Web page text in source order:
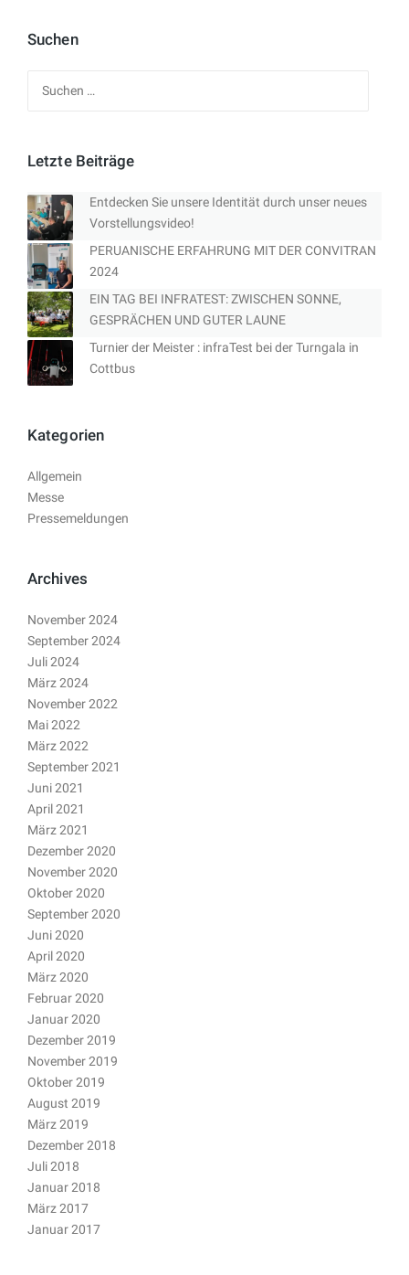
Suchen
Letzte Beiträge
Entdecken Sie unsere Identität durch unser neues
Vorstellungsvideo!
PERUANISCHE ERFAHRUNG MIT DER CONVITRAN
2024
EIN TAG BEI INFRATEST: ZWISCHEN SONNE,
GESPRÄCHEN UND GUTER LAUNE
Turnier der Meister : infraTest bei der Turngala in
Cottbus
Kategorien
Allgemein
Messe
Pressemeldungen
Archives
November 2024
September 2024
Juli 2024
März 2024
November 2022
Mai 2022
März 2022
September 2021
Juni 2021
April 2021
März 2021
Dezember 2020
November 2020
Oktober 2020
September 2020
Juni 2020
April 2020
März 2020
Februar 2020
Januar 2020
Dezember 2019
November 2019
Oktober 2019
August 2019
März 2019
Dezember 2018
Juli 2018
Januar 2018
März 2017
Januar 2017